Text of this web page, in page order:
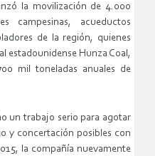
la movilización de 4.000
campesinas, acueductos
de la región, quienes
estadounidense Hunza Coal,
mil toneladas anuales de
un trabajo serio para agotar
y concertación posibles con
la compañía nuevamente